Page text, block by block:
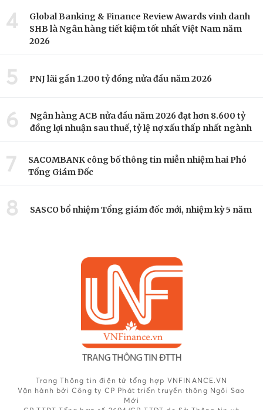
4
Global Banking & Finance Review Awards vinh danh
SHB là Ngân hàng tiết kiệm tốt nhất Việt Nam năm
2026
5 PNJ lãi gần 1.200 tỷ đồng nửa đầu năm 2026
6
Ngân hàng ACB nửa đầu năm 2026 đạt hơn 8.600 tỷ
đồng lợi nhuận sau thuế, tỷ lệ nợ xấu thấp nhất ngành
7
SACOMBANK công bố thông tin miễn nhiệm hai Phó
Tổng Giám Đốc
8 SASCO bổ nhiệm Tổng giám đốc mới, nhiệm kỳ 5 năm
Trang Thông tin điện tử tổng hợp VNFINANCE.VN
Vận hành bởi Công ty CP Phát triển truyền thông Ngôi Sao
Mới